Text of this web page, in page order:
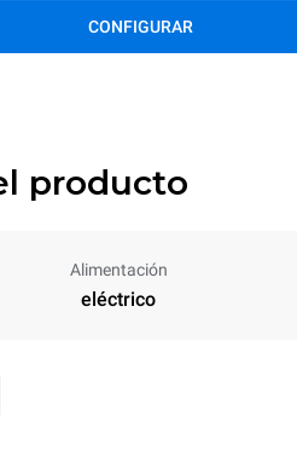
CONFIGURAR
producto
Alimentación
eléctrico